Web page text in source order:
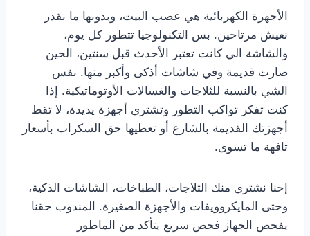
الأجهزة الكهربائية هي عصب البيت، وبدونها ما نقدر
نعيش مرتاحين. بس التكنولوجيا تتطور كل يوم،
والشاشة الي كانت تعتبر الأحدث قبل سنتين، الحين
صارت قديمة وفي شاشات أذكى وأكبر منها. نفس
الشي بالنسبة للثلاجات والغسالات الأوتوماتيكية. إذا
كنت تفكر تواكب التطور وتشتري أجهزة يديدة، لا تقط
أجهزتك القديمة بالشارع أو تعطيها حق السكراب بأسعار
تافهة ما تسوى.
إحنا نشتري منك الثلاجات، الطباخات، الشاشات الذكية،
وحتى المايكروويفات والأجهزة الصغيرة. المندوب حقنا
يفحص الجهاز فحص سريع يتأكد من الماطور